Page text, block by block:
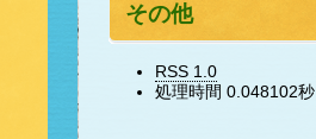
その他
RSS 1.0
処理時間 0.048102秒